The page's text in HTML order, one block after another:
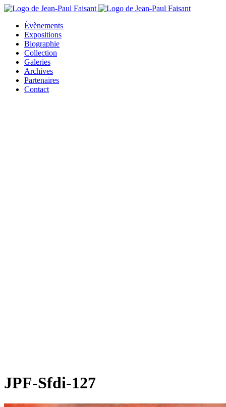
Évènements
Expositions
Biographie
Collection
Galeries
Archives
Partenaires
Contact
JPF-Sfdi-127